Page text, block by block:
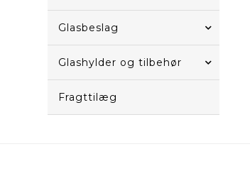
Glasbeslag
Glashylder og tilbehør
Fragttilæg